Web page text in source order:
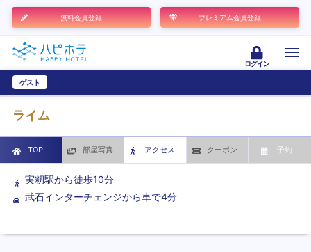
無料会員登録 プレミアム会員登録
ログイン
ゲスト
ライム
TOP 部屋写真 アクセス クーポン 予約
実籾駅から徒歩10分
武石インターチェンジから車で4分